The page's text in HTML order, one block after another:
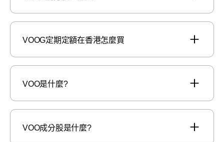
VOOG定期定額在香港怎麼買
VOO是什麼?
VOO成分股是什麼?